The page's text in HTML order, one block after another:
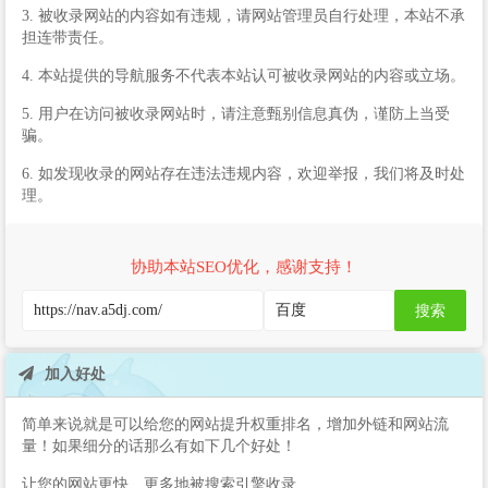
3. 被收录网站的内容如有违规，请网站管理员自行处理，本站不承
担连带责任。
4. 本站提供的导航服务不代表本站认可被收录网站的内容或立场。
5. 用户在访问被收录网站时，请注意甄别信息真伪，谨防上当受
骗。
6. 如发现收录的网站存在违法违规内容，欢迎举报，我们将及时处
理。
协助本站SEO优化，感谢支持！
搜索
加入好处
简单来说就是可以给您的网站提升权重排名，增加外链和网站流
量！如果细分的话那么有如下几个好处！
让您的网站更快、更多地被搜索引擎收录